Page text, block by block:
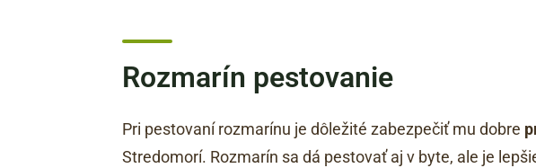
Rozmarín pestovanie
Pri pestovaní rozmarínu je dôležité zabezpečiť mu dobre
Stredomorí. Rozmarín sa dá pestovať aj v byte, ale je